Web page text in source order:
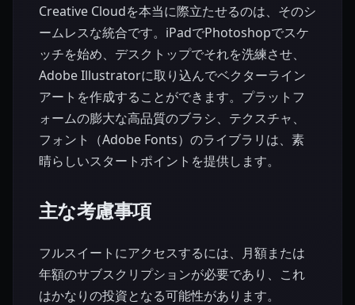
Creative Cloudを本当に際立たせるのは、そのシ
ームレスな統合です。iPadでPhotoshopでスケ
ッチを始め、デスクトップでそれを洗練させ、
Adobe Illustratorに取り込んでベクターライン
アートを作成することができます。プラットフ
ォームの膨大な高品質のブラシ、テクスチャ、
フォント（Adobe Fonts）のライブラリは、素
晴らしいスタートポイントを提供します。
主な考慮事項
フルスイートにアクセスするには、月額または
年額のサブスクリプションが必要であり、これ
はかなりの投資となる可能性があります。